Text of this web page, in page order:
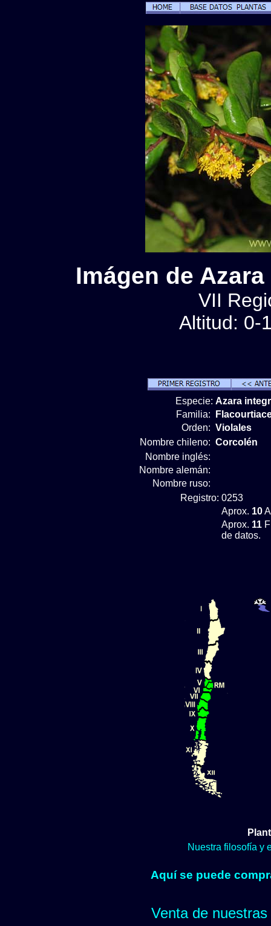
Imágen de
VII
Altitud: 0-
Especie: Azara
Familia:
Orden: Violales
Nombre chileno: Corcolén
Nombre inglés:
Nombre alemán:
Nombre ruso:
Registro: 0253
Aprox. 10
Aprox. 11
de datos.
Nuestra filosofía y
Aquí se puede
Venta de